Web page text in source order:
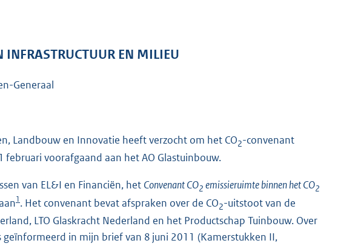
INFRASTRUCTUUR EN MILIEU
Generaal
Landbouw en Innovatie heeft verzocht om het CO2-convenant
voorafgaand aan het AO Glastuinbouw.
van EL&I en Financiën, het Convenant CO2 emissieruimte binnen het CO2
1. Het convenant bevat afspraken over de CO2-uitstoot van de
LTO Glaskracht Nederland en het Productschap Tuinbouw. Over
in mijn brief van 8 juni 2011 (Kamerstukken II,